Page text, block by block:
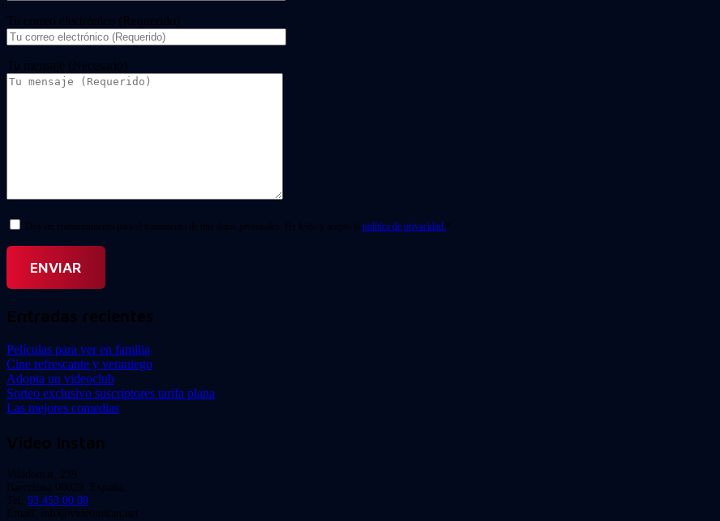
Tu correo electrónico (Requerido)
Tu mensaje (Necesario)
Doy mi consentimiento para el tratamiento de mis datos personales. He leído y acepto la política de privacidad. *
Entradas recientes
Películas para ver en familia
Cine refrescante y veraniego
Adopta un videoclub
Sorteo exclusivo suscriptores tarifa plana
Las mejores comedias
Video Instan
Viladomat, 239
Barcelona 08029. España.
Tel: 93 453 00 00
Email: info@videoinstan.net